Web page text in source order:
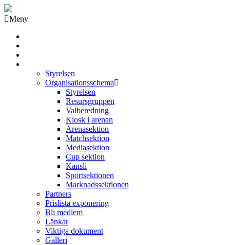
Meny
Styrelsen
Organisationsschema
Styrelsen
Resursgruppen
Valberedning
Kiosk i arenan
Arenasektion
Matchsektion
Mediasektion
Cup sektion
Kansli
Sportsektionen
Marknadssektionen
Partners
Prislista exponering
Bli medlem
Länkar
Viktiga dokument
Galleri